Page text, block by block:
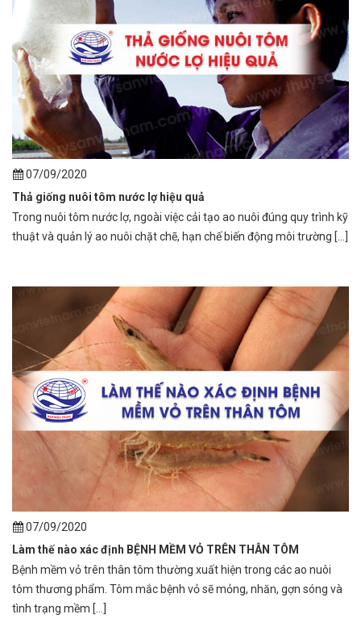
07/09/2020
Thả giống nuôi tôm nước lợ hiệu quả
Trong nuôi tôm nước lợ, ngoài việc cải tạo ao nuôi đúng quy trình kỹ
thuật và quản lý ao nuôi chặt chẽ, hạn chế biến động môi trường [...]
07/09/2020
Làm thế nào xác định BỆNH MỀM VỎ TRÊN THÂN TÔM
Bệnh mềm vỏ trên thân tôm thường xuất hiện trong các ao nuôi
tôm thương phẩm. Tôm mắc bệnh vỏ sẽ mỏng, nhăn, gợn sóng và
tình trạng mềm [...]